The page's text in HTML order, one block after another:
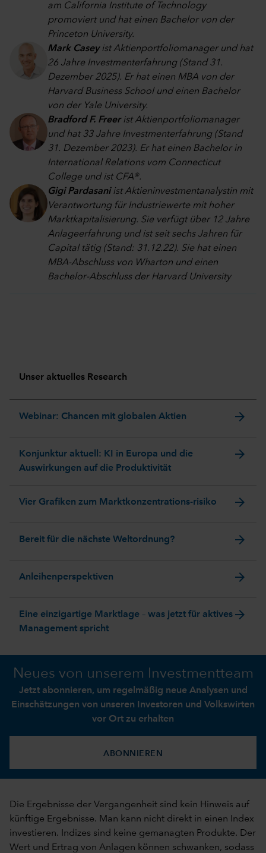
am California Institute of Technology
promoviert und hat einen Bachelor von der
Princeton University.
Mark Caseyist Aktienportfoliomanager und hat
26 Jahre Investmenterfahrung (Stand 31.
Dezember 2025). Er hat einen MBA von der
Harvard Business School und einen Bachelor
von der Yale University.
Bradford F. Freerist Aktienportfoliomanager
und hat 33 Jahre Investmenterfahrung (Stand
31. Dezember 2023). Er hat einen Bachelor in
International Relations vom Connecticut
College und ist CFA®.
Gigi Pardasaniist Aktieninvestmentanalystin mit
Verantwortung für Industriewerte mit hoher
Marktkapitalisierung. Sie verfügt über 12 Jahre
Anlageerfahrung und ist seit sechs Jahren für
Capital tätig (Stand: 31.12.22). Sie hat einen
MBA-Abschluss von Wharton und einen
Bachelor-Abschluss der Harvard University
Unser aktuelles Research
Webinar: Chancen mit globalen Aktien arrow_forward
Konjunktur aktuell: KI in Europa und die
Auswirkungen auf die Produktivität
arrow_forward
Vier Grafiken zum Marktkonzentrations-risiko arrow_forward
Bereit für die nächste Weltordnung? arrow_forward
Anleihenperspektiven arrow_forward
Eine einzigartige Marktlage – was jetzt für aktives
Management spricht
arrow_forward
Neues von unserem Investmentteam
Jetzt abonnieren, um regelmäßig neue Analysen und
Einschätzungen von unseren Investoren und Volkswirten
vor Ort zu erhalten
ABONNIEREN
Die Ergebnisse der Vergangenheit sind kein Hinweis auf
künftige Ergebnisse. Man kann nicht direkt in einen Index
investieren. Indizes sind keine gemanagten Produkte. Der
Wert und Ertrag von Anlagen können schwanken, sodass